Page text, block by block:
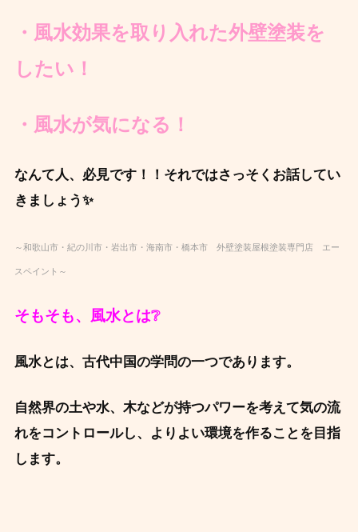
・風水効果を取り入れた外壁塗装を
したい！
・風水が気になる！
なんて人、必見です！！それではさっそくお話してい
きましょう✨
～和歌山市・紀の川市・岩出市・海南市・橋本市 外壁塗装屋根塗装専門店 エー
スペイント～
そもそも、風水とは❔
風水とは、古代中国の学問の一つであります。
自然界の土や水、木などが持つパワーを考えて気の流
れをコントロールし、よりよい環境を作ることを目指
します。